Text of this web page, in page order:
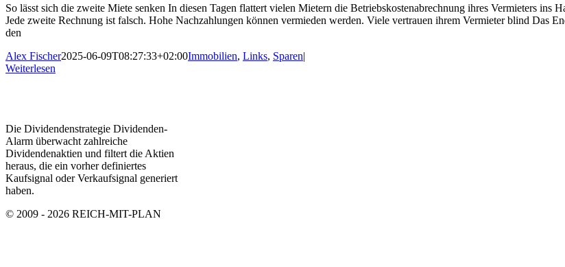
So lässt sich die zweite Miete senken In diesen Tagen flattert vielen Mietern die Betriebskostenabrechnung ihres Vermieters ins
Jede zweite Rechnung ist falsch. Hohe Nachzahlungen können vermieden werden. Viele vertrauen ihrem Vermieter blind Das
den
Alex Fischer2025-06-09T08:27:33+02:00Immobilien, Links, Sparen|
Weiterlesen
Die Dividendenstrategie Dividenden-
Alarm überwacht zahlreiche
Dividendenaktien und filtert die Aktien
heraus, die ein vorher definiertes
Kaufsignal oder Verkaufsignal generiert
haben.
© 2009 - 2026 REICH-MIT-PLAN